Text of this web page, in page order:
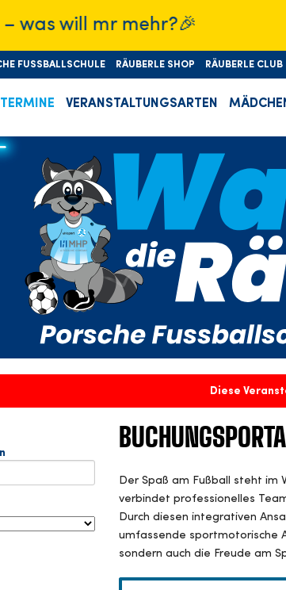
FUSSBALLSCHULE RÄUBERLE SHOP RÄUBERLE CLUB
VERANSTALTUNGSARTEN
Diese
Der Spaß am Fußball steht im
verbindet professionelles
Durch diesen integrativen
umfassende sportmotorische
sondern auch die Freude am
mr mehr?🎉